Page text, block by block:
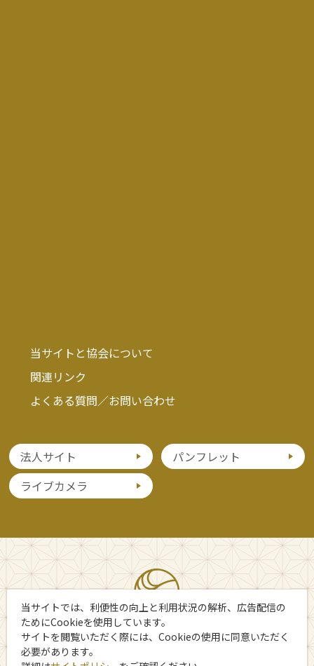
当サイトと協会について
関連リンク
よくある質問／お問い合わせ
法人サイト
パンフレット
ライブカメラ
当サイトでは、利便性の向上と利用状況の解析、広告配信の
ためにCookieを使用しています。
サイトを閲覧いただく際には、Cookieの使用に同意いただく
必要があります。